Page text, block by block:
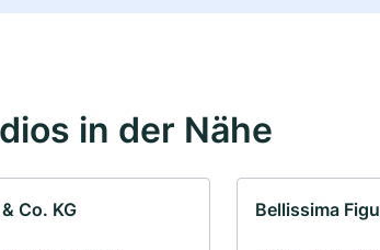
in der Nähe
Co. KG Bellissima